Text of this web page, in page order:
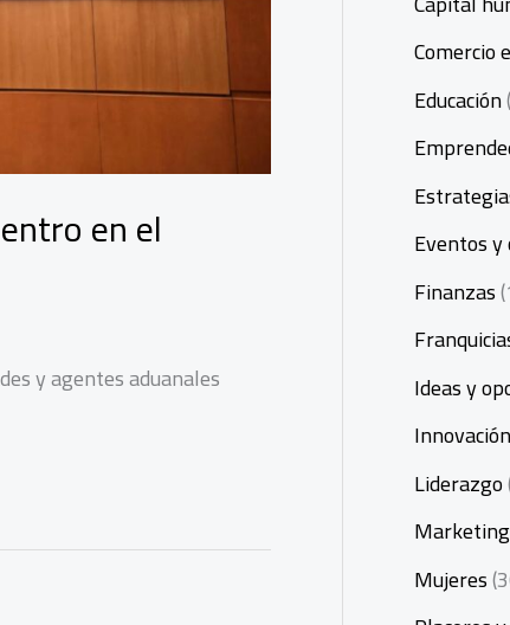
en el
y agentes aduanales
Comercio
Educación
Eventos
Finanzas
Ideas y
Innovación
Liderazgo
Marketing
Mujeres